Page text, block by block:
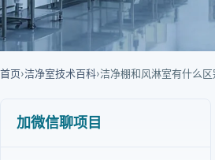
首页›洁净室技术百科›洁净棚和风淋室有什么
加微信聊项目